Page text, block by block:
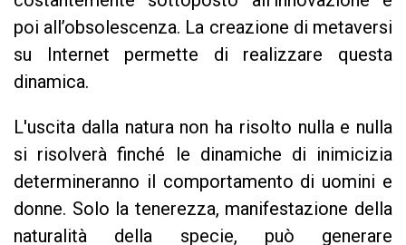
poi all’obsolescenza. La creazione di metaversi
su Internet permette di realizzare questa
dinamica.
L'uscita dalla natura non ha risolto nulla e nulla
si risolverà finché le dinamiche di inimicizia
determineranno il comportamento di uomini e
donne. Solo la tenerezza, manifestazione della
naturalità della specie, può generare